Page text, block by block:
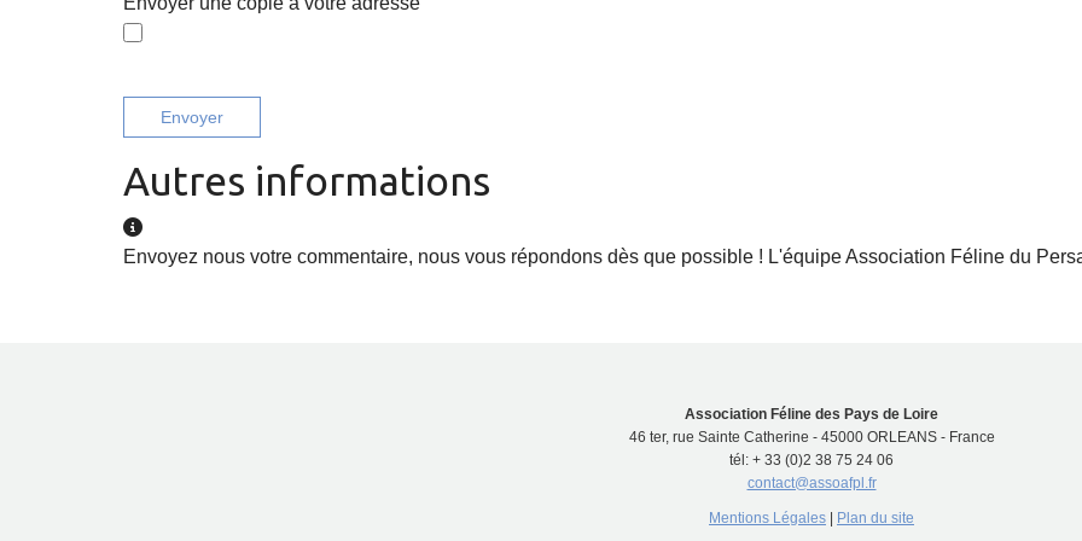
Envoyer
Autres informations
Autres informations
Envoyez nous votre commentaire, nous vous répondons dès que possible ! L'équipe Association Féline du
Association Féline des Pays de Loire
46 ter, rue Sainte Catherine - 45000 ORLEANS - France
tél: + 33 (0)2 38 75 24 06
contact@assoafpl.fr
Mentions Légales Plan du site